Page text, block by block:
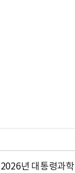
년 대통령과학